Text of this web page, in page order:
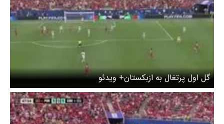
گل اول پرتغال به ازبکستان+ ویدئو